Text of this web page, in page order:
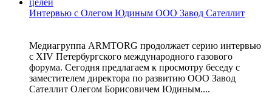
Интервью с Олегом Юдиным ООО Завод Сателлит
Медиагруппа ARMTORG продолжает серию интервью
с XIV Петербургского международного газового
форума. Сегодня предлагаем к просмотру беседу с
заместителем директора по развитию ООО Завод
Сателлит Олегом Борисовичем Юдиным....